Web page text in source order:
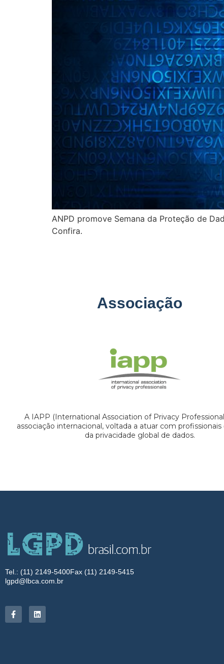
ANPD promove Semana da Proteção de
Confira.
Associação
A IAPP (International Association of Privacy
associação internacional, voltada a atuar com
da privacidade global de dados.
Tel.: (11) 2149-5400Fax (11) 2149-5415
lgpd@lbca.com.br